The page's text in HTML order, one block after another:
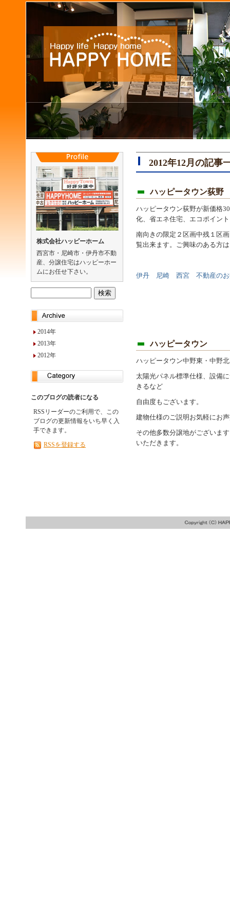
2012年12月の記事
ハッピータウン荻野
ハッピータウン荻野が新価格
化、省エネ住宅、エコポイン
南向きの限定２区画中残１区
覧出来ます。ご興味のある方
伊丹 尼崎 西宮 不動産のお
ハッピータウン
ハッピータウン中野東・中野
太陽光パネル標準仕様、設備
きるなど
自由度もございます。
建物仕様のご説明お気軽にお
その他多数分譲地がございま
いただきます。
株式会社ハッピーホーム
西宮市・尼崎市・伊丹市不動
産、分譲住宅はハッピーホー
ムにお任せ下さい。
2014年
2013年
2012年
このブログの読者になる
RSSリーダーのご利用で、この
ブログの更新情報をいち早く入
手できます。
RSSを登録する